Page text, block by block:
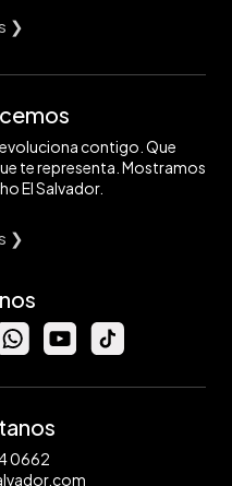
❯
contigo. Que
te representa. Mostramos
El Salvador.
❯
0662